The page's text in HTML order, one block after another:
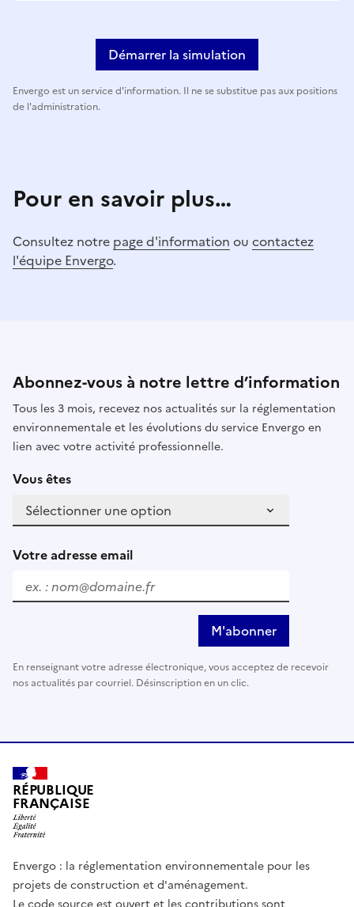
Démarrer la simulation
Envergo est un service d'information. Il ne se substitue pas aux positions
de l'administration.
Pour en savoir plus…
Consultez notre page d'information ou contactez
l'équipe Envergo.
Abonnez-vous à notre lettre d’information
Tous les 3 mois, recevez nos actualités sur la réglementation
environnementale et les évolutions du service Envergo en
lien avec votre activité professionnelle.
Vous êtes
Votre adresse email
M'abonner
En renseignant votre adresse électronique, vous acceptez de recevoir
nos actualités par courriel. Désinscription en un clic.
RÉPUBLIQUE
FRANÇAISE
Envergo : la réglementation environnementale pour les
projets de construction et d'aménagement.